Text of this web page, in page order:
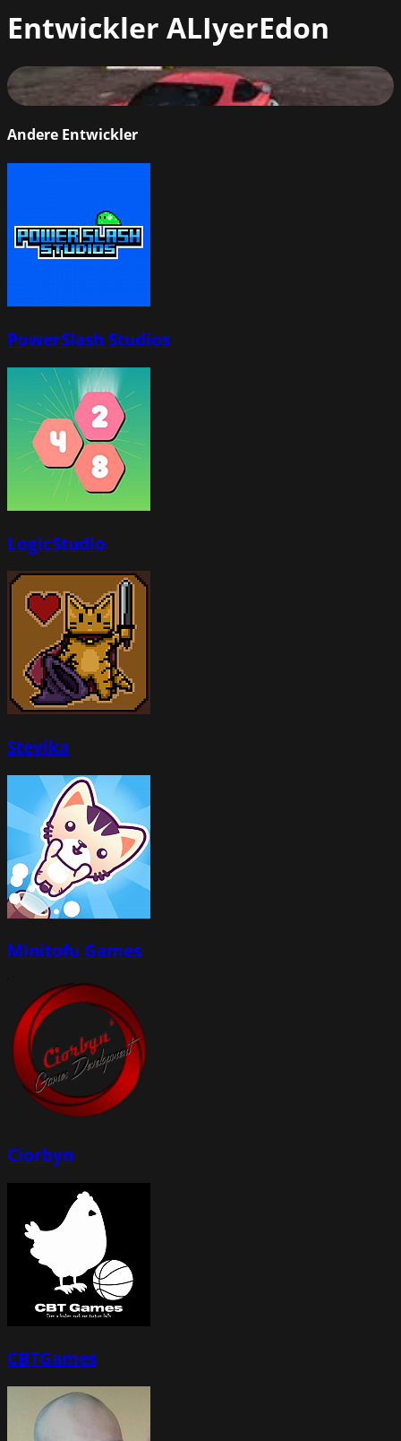
Entwickler ALIyerEdon
Car Parking 2
72%
Andere Entwickler
PowerSlash Studios
LogicStudio
Stevika
Minitofu Games
Ciorbyn
CBTGames